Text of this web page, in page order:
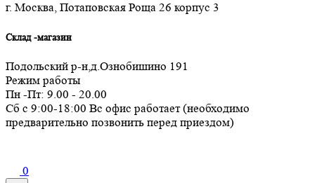
г. Москва, Потаповская Роща 26 корпус 3
Склад -магазин
Подольский р-н,д.Ознобишино 191
Режим работы
Пн -Пт: 9.00 - 20.00
Сб с 9:00-18:00 Вс офис работает (необходимо
предварительно позвонить перед приездом)
0